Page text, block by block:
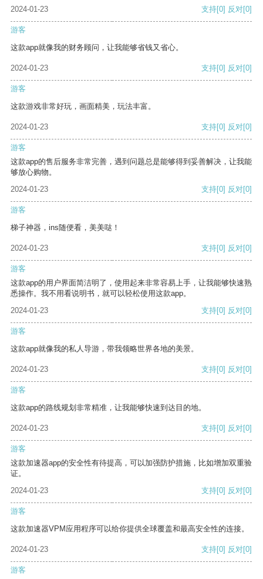
2024-01-23 支持[0] 反对[0]
游客
这款app就像我的财务顾问，让我能够省钱又省心。
2024-01-23 支持[0] 反对[0]
游客
这款游戏非常好玩，画面精美，玩法丰富。
2024-01-23 支持[0] 反对[0]
游客
这款app的售后服务非常完善，遇到问题总是能够得到妥善解决，让我能
够放心购物。
2024-01-23
支持[0] 反对[0]
游客
梯子神器，ins随便看，美美哒！
2024-01-23 支持[0] 反对[0]
游客
这款app的用户界面简洁明了，使用起来非常容易上手，让我能够快速熟
悉操作。我不用看说明书，就可以轻松使用这款app。
2024-01-23
支持[0] 反对[0]
游客
这款app就像我的私人导游，带我领略世界各地的美景。
2024-01-23 支持[0] 反对[0]
游客
这款app的路线规划非常精准，让我能够快速到达目的地。
2024-01-23 支持[0] 反对[0]
游客
这款加速器app的安全性有待提高，可以加强防护措施，比如增加双重验
证。
2024-01-23
支持[0] 反对[0]
游客
这款加速器VPM应用程序可以给你提供全球覆盖和最高安全性的连接。
2024-01-23 支持[0] 反对[0]
游客